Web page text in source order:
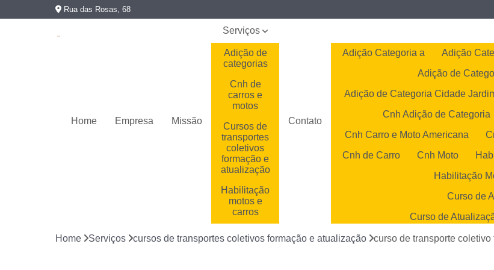
Rua das Rosas, 68
Home Empresa Missão
Serviços
Adição de
categorias
Cnh de
carros e
motos
Cursos de
transportes
coletivos
formação e
atualização
Habilitação
motos e
carros
Habilitações
cassadas
Contato
Adição Categoria a Adição
Adição de
Adição de Categoria Cidade Jardim
Cnh Adição de Categoria
Cnh Carro e Moto Americana
Cnh de Carro
Cnh Moto
Habilitação
Curso de
Curso de
Curso de
Home Serviços cursos de transportes coletivos formação e atualização curso de transporte